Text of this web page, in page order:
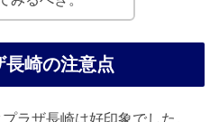
長崎の注意点